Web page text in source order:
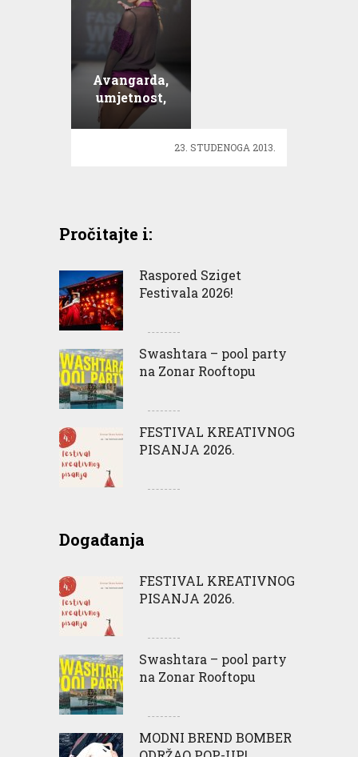
Avangarda,
umjetnost,
performans i
urbani
23. STUDENOGA 2013.
Pročitajte i:
Raspored Sziget
Festivala 2026!
Swashtara – pool party
na Zonar Rooftopu
FESTIVAL KREATIVNOG
PISANJA 2026.
Događanja
FESTIVAL KREATIVNOG
PISANJA 2026.
Swashtara – pool party
na Zonar Rooftopu
MODNI BREND BOMBER